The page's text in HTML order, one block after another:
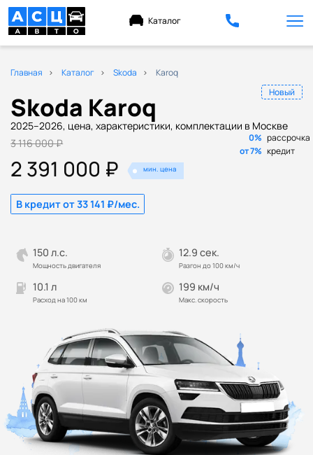
Каталог
Главная Каталог Skoda Karoq
Skoda Karoq
2025–2026, цена, характеристики, комплектации в Москве
Новый
0% рассрочка
от 7% кредит
3 116 000 ₽
2 391 000 ₽ мин. цена
В кредит от 33 141 ₽/мес.
150 л.с.
Мощность двигателя
12.9 сек.
Разгон до 100 км/ч
10.1 л
Расход на 100 км
199 км/ч
Макс. скорость